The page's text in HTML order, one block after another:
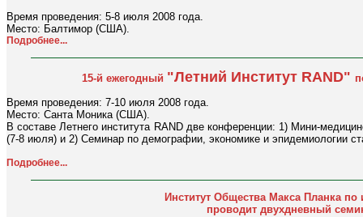
Время проведения: 5-8 июля 2008 года.
Место: Балтимор (США).
Подробнее...
15-й ежегодный "Летний Институт RAND"
Время проведения: 7-10 июля 2008 года.
Место: Санта Моника (США).
В составе Летнего института RAND две конференции: 1) Мини-
(7-8 июля) и 2) Семинар по демографии, экономике и эпидемиологии
Подробнее...
Институт Общества Макса Планка
проводит двухдневный